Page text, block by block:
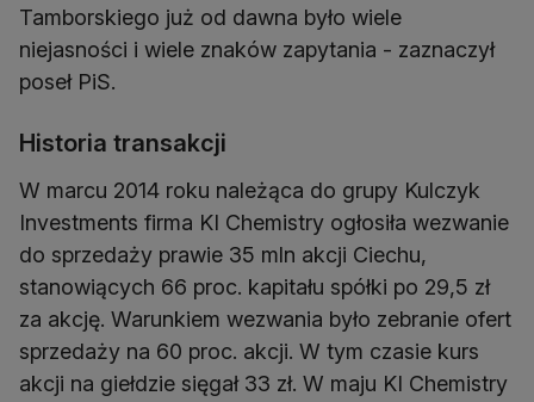
Tamborskiego już od dawna było wiele
niejasności i wiele znaków zapytania - zaznaczył
poseł PiS.
Historia transakcji
W marcu 2014 roku należąca do grupy Kulczyk
Investments firma KI Chemistry ogłosiła wezwanie
do sprzedaży prawie 35 mln akcji Ciechu,
stanowiących 66 proc. kapitału spółki po 29,5 zł
za akcję. Warunkiem wezwania było zebranie ofert
sprzedaży na 60 proc. akcji. W tym czasie kurs
akcji na giełdzie sięgał 33 zł. W maju KI Chemistry